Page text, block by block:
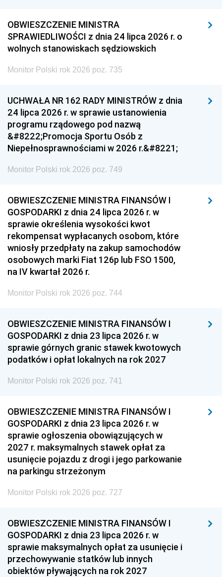
OBWIESZCZENIE MINISTRA
SPRAWIEDLIWOŚCI z dnia 24 lipca 2026 r. o
wolnych stanowiskach sędziowskich
Monitor Polski rok 2026 poz. 735
UCHWAŁA NR 162 RADY MINISTRÓW z dnia
24 lipca 2026 r. w sprawie ustanowienia
programu rządowego pod nazwą
&#8222;Promocja Sportu Osób z
Niepełnosprawnościami w 2026 r.&#8221;
Monitor Polski rok 2026 poz. 749
OBWIESZCZENIE MINISTRA FINANSÓW I
GOSPODARKI z dnia 24 lipca 2026 r. w
sprawie określenia wysokości kwot
rekompensat wypłacanych osobom, które
wniosły przedpłaty na zakup samochodów
osobowych marki Fiat 126p lub FSO 1500,
na IV kwartał 2026 r.
Monitor Polski rok 2026 poz. 744
OBWIESZCZENIE MINISTRA FINANSÓW I
GOSPODARKI z dnia 23 lipca 2026 r. w
sprawie górnych granic stawek kwotowych
podatków i opłat lokalnych na rok 2027
Monitor Polski rok 2026 poz. 741
OBWIESZCZENIE MINISTRA FINANSÓW I
GOSPODARKI z dnia 23 lipca 2026 r. w
sprawie ogłoszenia obowiązujących w
2027 r. maksymalnych stawek opłat za
usunięcie pojazdu z drogi i jego parkowanie
na parkingu strzeżonym
Monitor Polski rok 2026 poz. 727
OBWIESZCZENIE MINISTRA FINANSÓW I
GOSPODARKI z dnia 23 lipca 2026 r. w
sprawie maksymalnych opłat za usunięcie i
przechowywanie statków lub innych
obiektów pływających na rok 2027